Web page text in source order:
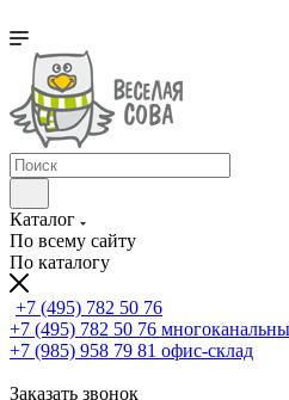
Каталог
По всему сайту
По каталогу
+7 (495) 782 50 76
+7 (495) 782 50 76
+7 (985) 958 79 81 офис-склад
Заказать звонок